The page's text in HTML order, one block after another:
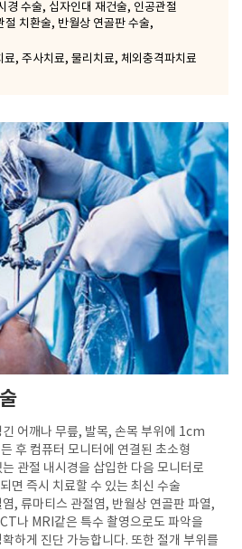
경 수술, 십자인대 재건술, 인공관절
절 치환술, 반월상 연골판 수술,
료, 주사치료, 물리치료, 체외충격파치료
어깨나 무릎, 발목, 손목 부위에 1cm
후 컴퓨터 모니터에 연결된 초소형
관절 내시경을 삽입한 다음 모니터로
면 즉시 치료할 수 있는 최신 수술
, 류마티스 관절염, 반월상 연골판 파열,
나 MRI같은 특수 촬영으로도 파악을
하게 진단 가능합니다. 또한 절개 부위를